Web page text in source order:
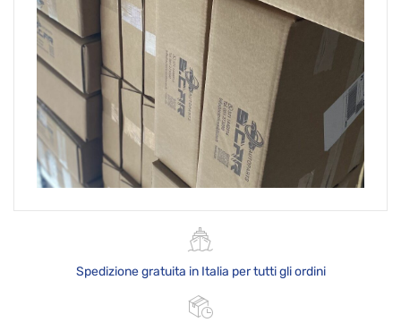
Spedizione gratuita in Italia per tutti gli ordini